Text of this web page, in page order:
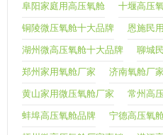
阜阳家庭用高压氧舱 十堰高压
铜陵微压氧舱十大品牌 恩施民
湖州微高压氧舱十大品牌 聊城
郑州家用氧舱厂家 济南氧舱厂家
黄山家用微压氧舱厂家 常州高
蚌埠高压氧舱品牌 宁德高压氧